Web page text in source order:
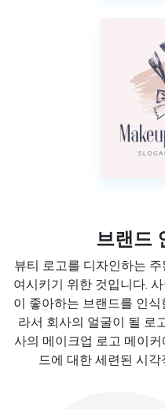
브랜드
뷰티 로고를 디자인하는
여시키기 위한 것입니다.
이 좋아하는 브랜드를 인
라서 회사의 얼굴이 될 로
사의 메이크업 로고 메이
드에 대한 세련된 시